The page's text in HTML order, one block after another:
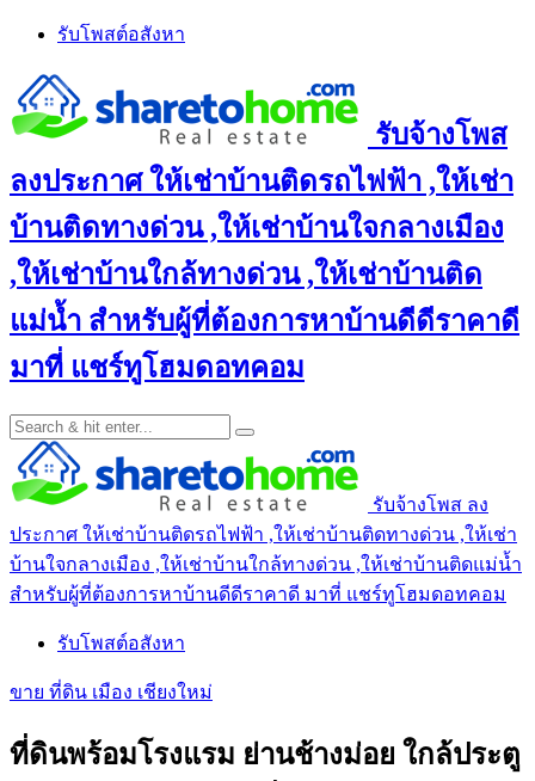
Skip
content
รับโพสต์อสังหา
รับจ้างโพส
ลงประกาศ ให้เช่าบ้านติดรถไฟฟ้า ,ให้เช่า
บ้านติดทางด่วน ,ให้เช่าบ้านใจกลางเมือง
,ให้เช่าบ้านใกล้ทางด่วน ,ให้เช่าบ้านติด
แม่น้ำ สำหรับผู้ที่ต้องการหาบ้านดีดีราคาดี
มาที่ แชร์ทูโฮมดอทคอม
รับจ้างโพส ลง
ประกาศ ให้เช่าบ้านติดรถไฟฟ้า ,ให้เช่าบ้านติดทางด่วน ,ให้เช่า
บ้านใจกลางเมือง ,ให้เช่าบ้านใกล้ทางด่วน ,ให้เช่าบ้านติดแม่น้ำ
สำหรับผู้ที่ต้องการหาบ้านดีดีราคาดี มาที่ แชร์ทูโฮมดอทคอม
รับโพสต์อสังหา
ขาย ที่ดิน เมือง เชียงใหม่
ที่ดินพร้อมโรงแรม ย่านช้างม่อย ใกล้ประตู